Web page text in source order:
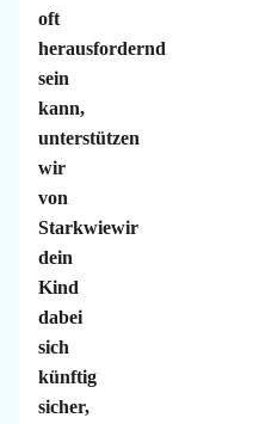
oft
herausfordernd
sein
kann,
unterstützen
wir
von
Starkwiewir
dein
Kind
dabei
sich
künftig
sicher,